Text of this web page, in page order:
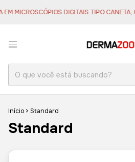
DIGITAIS TIPO CANETA,
Início > Standard
Standard